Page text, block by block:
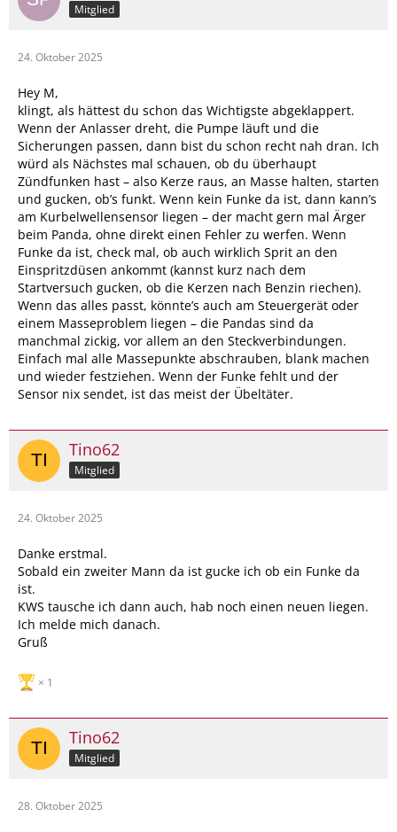
Mitglied
24. Oktober 2025
Hey M,
klingt, als hättest du schon das Wichtigste abgeklappert.
Wenn der Anlasser dreht, die Pumpe läuft und die
Sicherungen passen, dann bist du schon recht nah dran. Ich
würd als Nächstes mal schauen, ob du überhaupt
Zündfunken hast – also Kerze raus, an Masse halten, starten
und gucken, ob’s funkt. Wenn kein Funke da ist, dann kann’s
am Kurbelwellensensor liegen – der macht gern mal Ärger
beim Panda, ohne direkt einen Fehler zu werfen. Wenn
Funke da ist, check mal, ob auch wirklich Sprit an den
Einspritzdüsen ankommt (kannst kurz nach dem
Startversuch gucken, ob die Kerzen nach Benzin riechen).
Wenn das alles passt, könnte’s auch am Steuergerät oder
einem Masseproblem liegen – die Pandas sind da
manchmal zickig, vor allem an den Steckverbindungen.
Einfach mal alle Massepunkte abschrauben, blank machen
und wieder festziehen. Wenn der Funke fehlt und der
Sensor nix sendet, ist das meist der Übeltäter.
Tino62
Mitglied
24. Oktober 2025
Danke erstmal.
Sobald ein zweiter Mann da ist gucke ich ob ein Funke da
ist.
KWS tausche ich dann auch, hab noch einen neuen liegen.
Ich melde mich danach.
Gruß
1
Tino62
Mitglied
28. Oktober 2025